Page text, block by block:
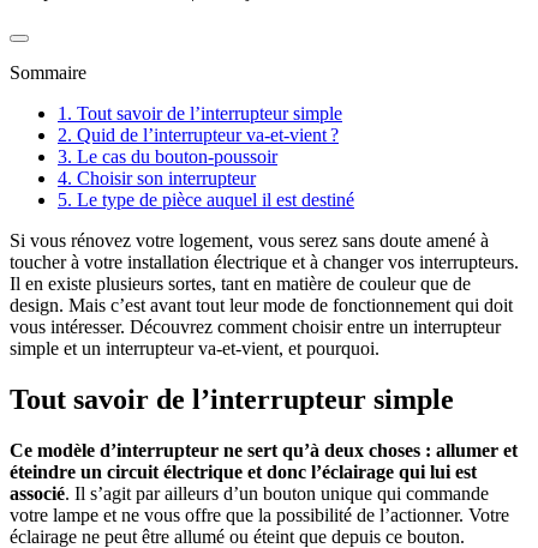
Sommaire
1. Tout savoir de l’interrupteur simple
2. Quid de l’interrupteur va-et-vient ?
3. Le cas du bouton-poussoir
4. Choisir son interrupteur
5. Le type de pièce auquel il est destiné
Si vous rénovez votre logement, vous serez sans doute amené à
toucher à votre installation électrique et à changer vos interrupteurs.
Il en existe plusieurs sortes, tant en matière de couleur que de
design. Mais c’est avant tout leur mode de fonctionnement qui doit
vous intéresser. Découvrez comment choisir entre un interrupteur
simple et un interrupteur va-et-vient, et pourquoi.
Tout savoir de l’interrupteur simple
Ce modèle d’interrupteur ne sert qu’à deux choses : allumer et
éteindre un circuit électrique et donc l’éclairage qui lui est
associé. Il s’agit par ailleurs d’un bouton unique qui commande
votre lampe et ne vous offre que la possibilité de l’actionner. Votre
éclairage ne peut être allumé ou éteint que depuis ce bouton.